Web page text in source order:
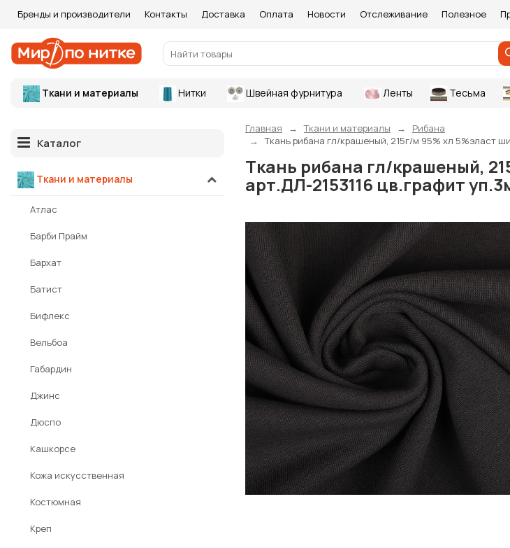
Бренды и производители Контакты Доставка Оплата Новости Отслеживание Полезное
Ткани и материалы Нитки Швейная фурнитура Ленты Тесьма
Главная Ткани и материалы
Рибана
Ткань рибана гл/крашеный, 215г/м 95% хл 5%эласт
Ткань рибана гл/крашеный,
арт.ДЛ-2153116 цв.графит
Каталог
Ткани и материалы
Атлас
Барби Прайм
Бархат
Батист
Бифлекс
Вельбоа
Габардин
Джинс
Дюспо
Кашкорсе
Кожа искусственная
Костюмная
Креп